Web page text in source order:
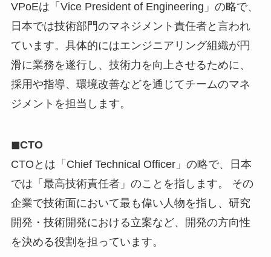
VPoEは「Vice President of Engineering」の略で、
日本では技術部門のマネジメント責任者と言われ
ています。具体的にはエンジニアリング組織が円
滑に業務を遂行し、技術力を向上させるために、
採用や指導、環境改善などを通じてチームのマネ
ジメントを担当します。
◼︎CTO
CTOとは「Chief Technical Officer」の略で、日本
では「最高技術責任者」のことを指します。 その
企業で技術面において最も偉い人物を指し、研究
開発・技術開発における立案など、開発の方向性
を決める役割を担っています。